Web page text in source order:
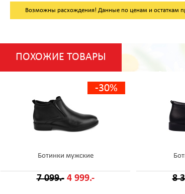
Возможны расхождения! Данные по ценам и остаткам
ПОХОЖИЕ ТОВАРЫ
-30%
Ботинки мужские
7 099.- 4 999.- 8